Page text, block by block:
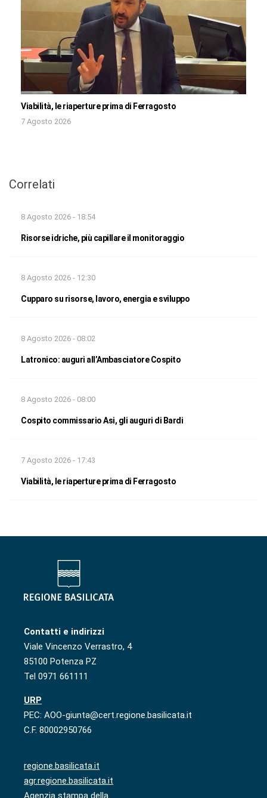
Viabilità, le riaperture prima di Ferragosto
7 Agosto 2026
Correlati
8 Agosto 2026 - 18:54
Risorse idriche, più capillare il monitoraggio
8 Agosto 2026 - 12:30
Cupparo su risorse, lavoro, energia e sviluppo
8 Agosto 2026 - 08:02
Latronico: auguri all’Ambasciatore Cospito
8 Agosto 2026 - 08:00
Cospito commissario Asi, gli auguri di Bardi
7 Agosto 2026 - 17:43
Viabilità, le riaperture prima di Ferragosto
Contatti e indirizzi
Viale Vincenzo Verrastro, 4
85100 Potenza PZ
Tel 0971 661111
URP
PEC: AOO-giunta@cert.regione.basilicata.it
C.F. 80002950766
regione.basilicata.it
agr.regione.basilicata.it
Agenzia stampa della